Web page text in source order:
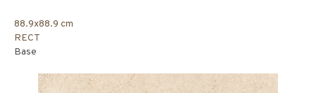
88.9x88.9 cm
RECT
Base